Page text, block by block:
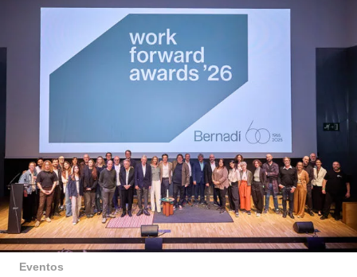
Eventos